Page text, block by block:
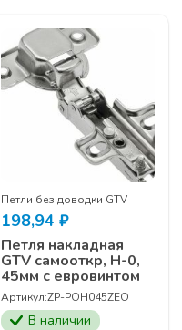
Петли без доводки GTV
198,94 ₽
Петля накладная
GTV самооткр, Н-0,
45мм с евровинтом
Артикул:ZP-POH045ZEO
В наличии